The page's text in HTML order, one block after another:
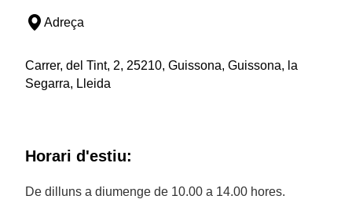
Adreça
Carrer, del Tint, 2, 25210, Guissona, Guissona, la
Segarra, Lleida
Horari d'estiu:
De dilluns a diumenge de 10.00 a 14.00 hores.